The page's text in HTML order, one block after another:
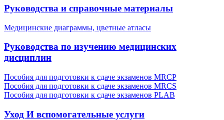
Руководства и справочные материалы
Медицинские диаграммы, цветные атласы
Руководства по изучению медицинских
дисциплин
Пособия для подготовки к сдаче экзаменов MRCP
Пособия для подготовки к сдаче экзаменов MRCS
Пособия для подготовки к сдаче экзаменов PLAB
Уход И вспомогательные услуги